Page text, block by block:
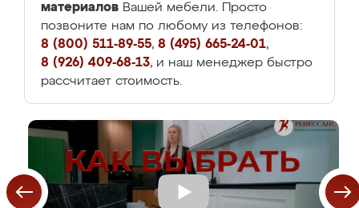
материалов Вашей мебели. Просто
позвоните нам по любому из телефонов:
8 (800) 511-89-55, 8 (495) 665-24-01,
8 (926) 409-68-13, и наш менеджер быстро
рассчитает стоимость.